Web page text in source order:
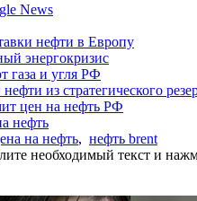
News
нефти в Европу
энергокризис
газа и угля РФ
из стратегического
цен на нефть РФ
нефть
на нефть, нефть brent
необходимый текст и